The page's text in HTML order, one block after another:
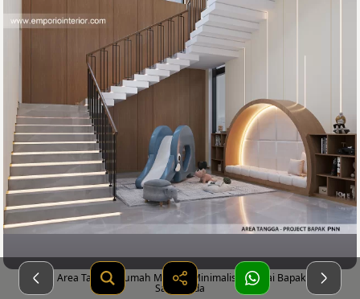
Desain Area Tangga Rumah Modern Minimalis 3 Lantai Bapak PNN di
Samarinda